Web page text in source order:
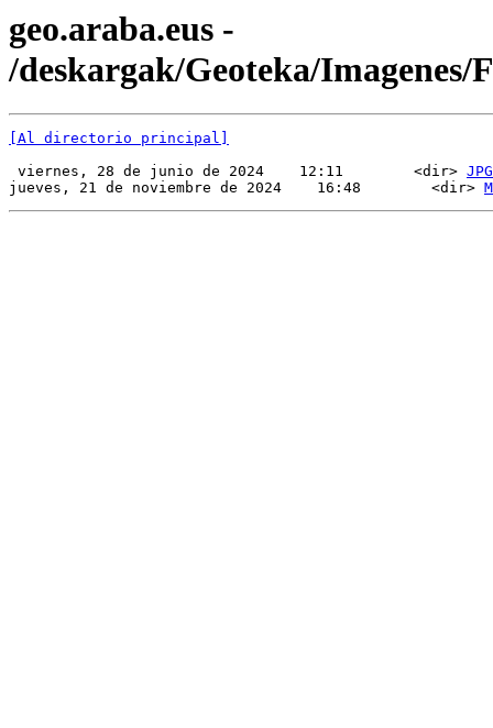
geo.araba.eus -
/deskargak/Geoteka/Imagenes/
[Al directorio principal]
viernes, 28 de junio de 2024    12:11        <dir> JPG
jueves, 21 de noviembre de 2024    16:48        <dir>